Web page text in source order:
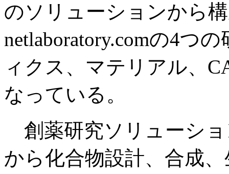
のソリューションから
netlaboratory.comの4つ
ィクス、マテリアル、
なっている。
創薬研究ソリューシ
から化合物設計、合成